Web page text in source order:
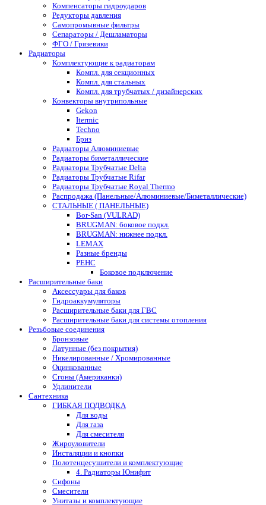
Компенсаторы гидроударов
Редукторы давления
Самопромывные фильтры
Сепараторы / Дешламаторы
ФГО / Грязевики
Радиаторы
Комплектующие к радиаторам
Компл. для секционных
Компл. для стальных
Компл. для трубчатых / дизайнерских
Конвекторы внутрипольные
Gekon
Itermic
Techno
Бриз
Радиаторы Алюминиевые
Радиаторы биметаллические
Радиаторы Трубчатые Delta
Радиаторы Трубчатые Rifar
Радиаторы Трубчатые Royal Thermo
Распродажа (Панельные/Алюминиевые/Биметаллические)
СТАЛЬНЫЕ ( ПАНЕЛЬНЫЕ)
Bor-San (VULRAD)
BRUGMAN: боковое подкл.
BRUGMAN: нижнее подкл.
LEMAX
Разные бренды
РЕНС
Боковое подключение
Расширительные баки
Аксессуары для баков
Гидроаккумуляторы
Расширительные баки для ГВС
Расширительные баки для системы отопления
Резьбовые соединения
Бронзовые
Латунные (без покрытия)
Никелированные / Хромированные
Оцинкованные
Сгоны (Американки)
Удлинители
Сантехника
ГИБКАЯ ПОДВОДКА
Для воды
Для газа
Для смесителя
Жироуловители
Инсталяции и кнопки
Полотенцесушители и комплектующие
4. Радиаторы Юнифит
Сифоны
Смесители
Унитазы и комплектующие